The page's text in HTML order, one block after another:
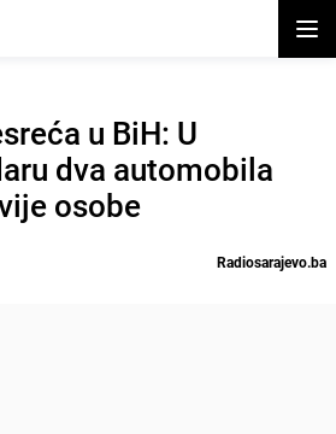
u BiH: U
dva automobila
osobe
Radiosarajevo.ba